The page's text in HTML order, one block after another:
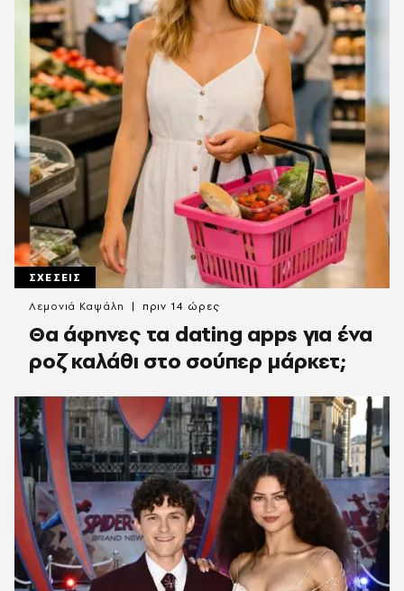
ΣΧΕΣΕΙΣ
Θα άφηνες τα dating apps για ένα
ροζ καλάθι στο σούπερ μάρκετ;
Λεμονιά Καψάλη πριν 14 ώρες